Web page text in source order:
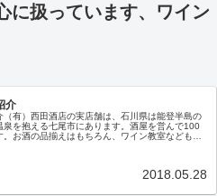
に扱っています、ワイン
介
（有）西田酒店の実店舗は、石川県は能登半島の
泉を抱える七尾市にあります。酒屋を営んで100
お酒の品揃えはもちろん、ワイン教室なども随
2018.05.28